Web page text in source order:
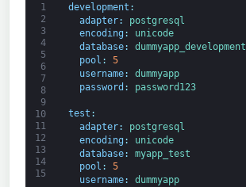
1
2
3
4
5
6
7
8
9
10
11
12
13
14
15
development :
adapter:
postgresql
encoding :
unicode
database:
dummyapp_development
pool :
5
username:
dummyapp
password : password123
test :
adapter:
postgresql
encoding :
unicode
database:
myapp_test
pool :
5
username:
dummyapp